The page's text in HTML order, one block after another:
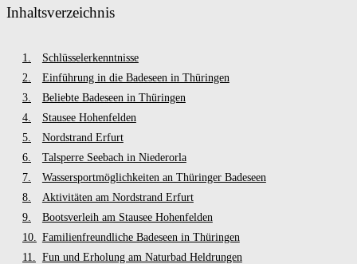
Inhaltsverzeichnis
Schlüsselerkenntnisse
Einführung in die Badeseen in Thüringen
Beliebte Badeseen in Thüringen
Stausee Hohenfelden
Nordstrand Erfurt
Talsperre Seebach in Niederorla
Wassersportmöglichkeiten an Thüringer Badeseen
Aktivitäten am Nordstrand Erfurt
Bootsverleih am Stausee Hohenfelden
Familienfreundliche Badeseen in Thüringen
Fun und Erholung am Naturbad Heldrungen